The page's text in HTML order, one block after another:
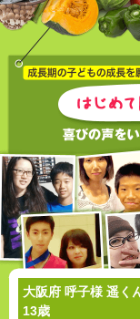
大阪府 呼子様 遥く
13歳